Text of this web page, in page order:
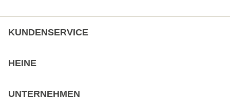
KUNDENSERVICE
HEINE
UNTERNEHMEN